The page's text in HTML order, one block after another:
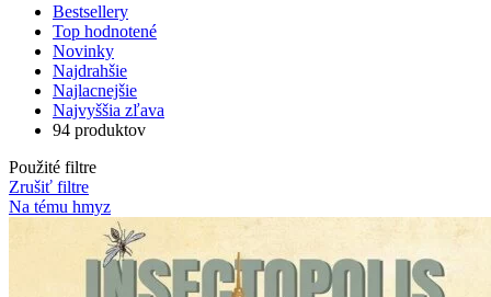
Bestsellery
Top hodnotené
Novinky
Najdrahšie
Najlacnejšie
Najvyššia zľava
94 produktov
Použité filtre
Zrušiť filtre
Na tému hmyz